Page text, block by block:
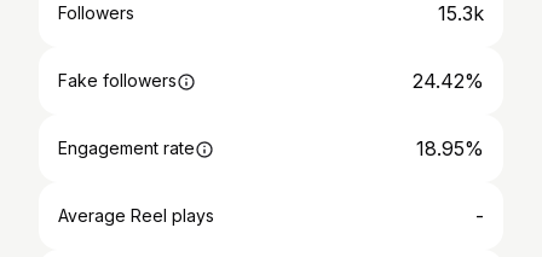
Followers 15.3k
Fake followers 24.42%
Engagement rate 18.95%
Average Reel plays -